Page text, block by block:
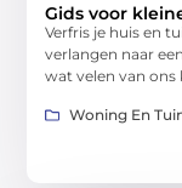
Gids voor
Verfris je huis en
verlangen naar
wat velen van ons
Woning En